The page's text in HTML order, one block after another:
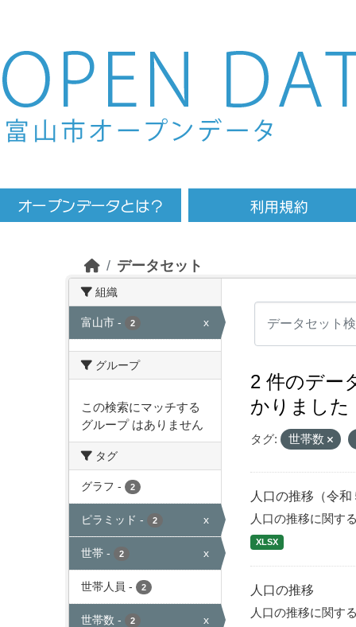
Skip to main content
データセット
組織
富山市 - 2 x
グループ
この検索にマッチする
グループ はありません
タグ
グラフ - 2
ピラミッド - 2 x
世帯 - 2 x
世帯人員 - 2
世帯数 - 2 x
2 件のデー
かりました
タグ: 世帯数
人口の推移（令和
人口の推移に関す
XLSX
人口の推移
人口の推移に関す